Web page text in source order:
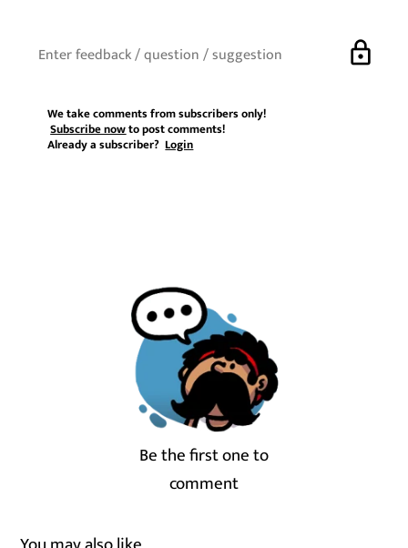
lock
We take comments from subscribers only!
Subscribe nowto post comments!
Already a subscriber?Login
Be the first one to
comment